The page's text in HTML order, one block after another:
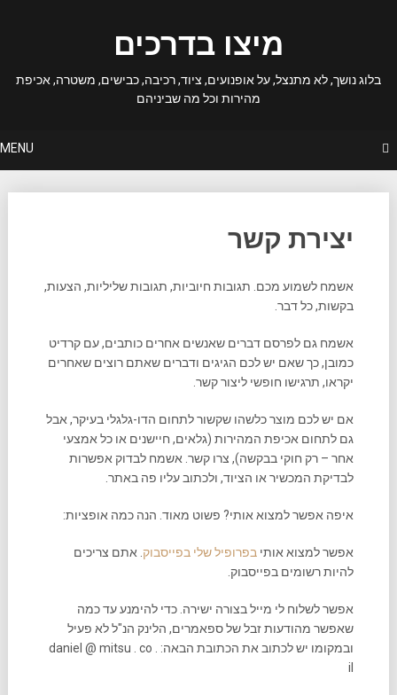
מיצו בדרכים
בלוג נושך, לא מתנצל, על אופנועים, ציוד, רכיבה, כבישים, משטרה, אכיפת
מהירות וכל מה שביניהם
MENU
יצירת קשר
אשמח לשמוע מכם. תגובות חיוביות, תגובות שליליות, הצעות,
בקשות, כל דבר.
אשמח גם לפרסם דברים שאנשים אחרים כותבים, עם קרדיט
כמובן, כך שאם יש לכם הגיגים ודברים שאתם רוצים שאחרים
יקראו, תרגישו חופשי ליצור קשר.
אם יש לכם מוצר כלשהו שקשור לתחום הדו-גלגלי בעיקר, אבל
גם לתחום אכיפת המהירות (גלאים, חיישנים או כל אמצעי
אחר – רק חוקי בבקשה), צרו קשר. אשמח לבדוק אפשרות
לבדיקת המכשיר או הציוד, ולכתוב עליו פה באתר.
איפה אפשר למצוא אותי? פשוט מאוד. הנה כמה אופציות:
אפשר למצוא אותי בפרופיל שלי בפייסבוק . אתם צריכים
להיות רשומים בפייסבוק.
אפשר לשלוח לי מייל בצורה ישירה. כדי להימנע עד כמה
שאפשר מהודעות זבל של ספאמרים, הלינק הנ"ל לא פעיל
ובמקומו יש לכתוב את הכתובת הבאה: daniel @ mitsu . co .
il